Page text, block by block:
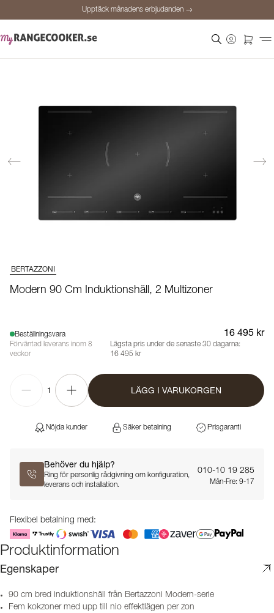
Upptäck månadens erbjudanden →
Upptäck månadens erbjudanden →
BERTAZZONI
Modern 90 Cm Induktionshäll, 2 Multizoner
Beställningsvara
Förväntad leverans inom 8
veckor
16 495 kr
Lägsta pris under de senaste 30 dagarna:
16 495 kr
1 LÄGG I VARUKORGEN
Nöjda kunder Säker betalning Prisgaranti
Behöver du hjälp?
Ring för personlig rådgivning om konfiguration,
leverans och installation.
010-10 19 285
Mån-Fre: 9-17
Flexibel betalning med:
Produktinformation
Egenskaper
90 cm bred induktionshäll från Bertazzoni Modern-serie
Fem kokzoner med upp till nio effektlägen per zon